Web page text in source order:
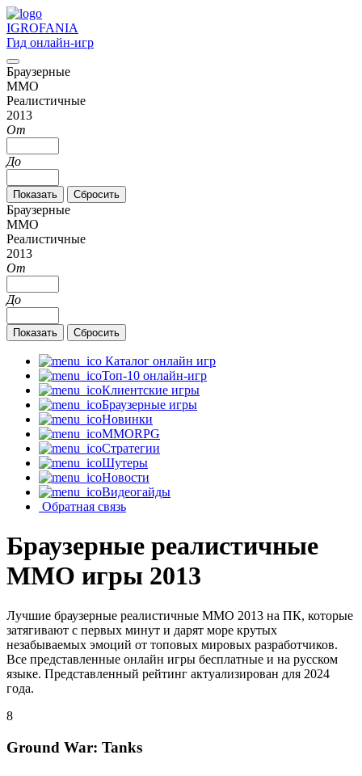
IGROFANIA
Гид онлайн-игр
Браузерные
MMO
Реалистичные
2013
От
До
Браузерные
MMO
Реалистичные
2013
От
До
Каталог онлайн игр
Топ-10 онлайн-игр
Клиентские игры
Браузерные игры
Новинки
MMORPG
Стратегии
Шутеры
Новости
Видеогайды
Обратная связь
Браузерные реалистичные
MMO игры 2013
Лучшие браузерные реалистичные MMO 2013 на ПК, которые
затягивают с первых минут и дарят море крутых
незабываемых эмоций от топовых мировых разработчиков.
Все представленные онлайн игры бесплатные и на русском
языке. Представленный рейтинг актуализирован для 2024
года.
8
Ground War: Tanks